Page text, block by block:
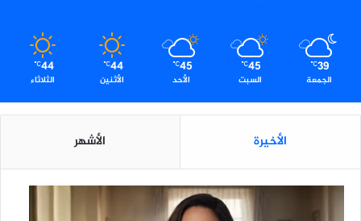
39
℃
الجمعة
45
℃
السبت
45
℃
الأحد
44
℃
الأثنين
44
℃
الثلاثاء
الأخيرة الأشهر